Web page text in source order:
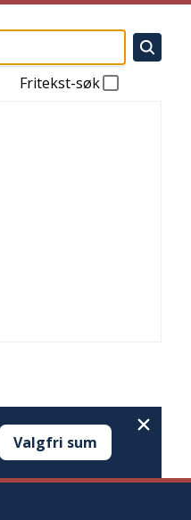
Fritekst-søk
Valgfri sum